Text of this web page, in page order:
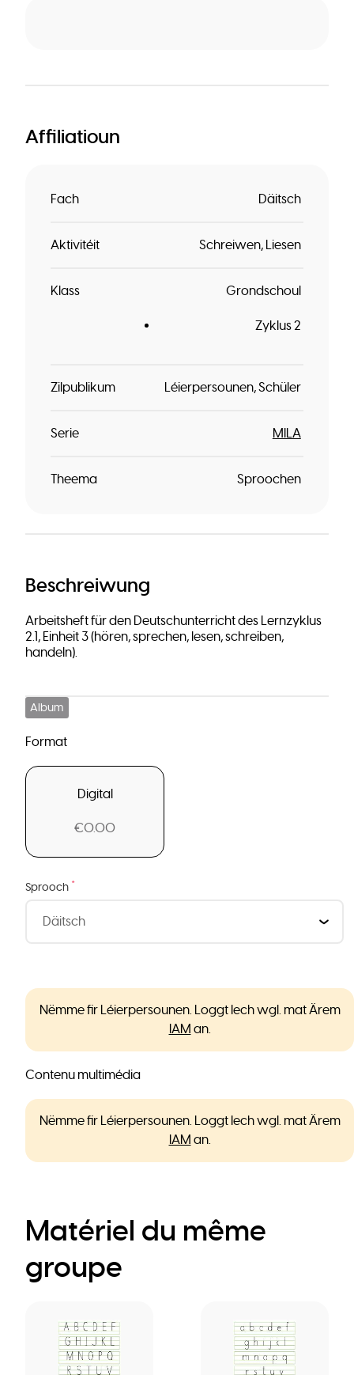
Affiliatioun
Fach Däitsch
Aktivitéit Schreiwen Liesen
Klass Grondschoul
Zyklus 2
Zilpublikum Léierpersounen Schüler
Serie MILA
Theema Sproochen
Beschreiwung
Arbeitsheft für den Deutschunterricht des Lernzyklus
2.1, Einheit 3 (hören, sprechen, lesen, schreiben,
handeln).
Album
Format
Digital
€0.00
Sprooch *
Nëmme fir Léierpersounen. Loggt Iech wgl. mat Ärem
IAM an.
Contenu multimédia
Nëmme fir Léierpersounen. Loggt Iech wgl. mat Ärem
IAM an.
Matériel du même
groupe